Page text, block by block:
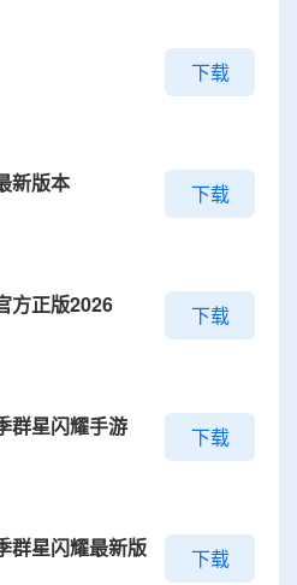
下载
新版本 下载
方正版2026 下载
群星闪耀手游 下载
群星闪耀最新版 下载